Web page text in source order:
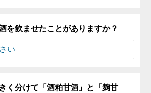
を飲ませたことがありますか？
く分けて「酒粕甘酒」と「麹甘